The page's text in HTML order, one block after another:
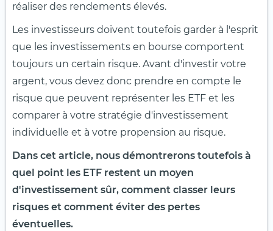
réaliser des rendements élevés.
Les investisseurs doivent toutefois garder à l'esprit
que les investissements en bourse comportent
toujours un certain risque. Avant d'investir votre
argent, vous devez donc prendre en compte le
risque que peuvent représenter les ETF et les
comparer à votre stratégie d'investissement
individuelle et à votre propension au risque.
Dans cet article, nous démontrerons toutefois à
quel point les ETF restent un moyen
d'investissement sûr, comment classer leurs
risques et comment éviter des pertes
éventuelles.